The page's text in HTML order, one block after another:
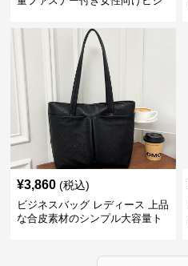
¥3,860 (税込)
ビジネスバッグ レディース 上品
な合皮素材のシンプル大容量ト